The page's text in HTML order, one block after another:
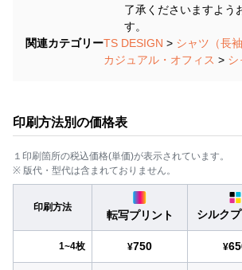
了承くださいますよう
す。
関連カテゴリーTS DESIGN > シャツ（長袖
カジュアル・オフィス > シ
印刷方法別の価格表
１印刷箇所の税込価格(単価)が表示されています。
※ 版代・型代は含まれておりません。
印刷方法
転写プリント シルク
1~4枚 ¥750 ¥